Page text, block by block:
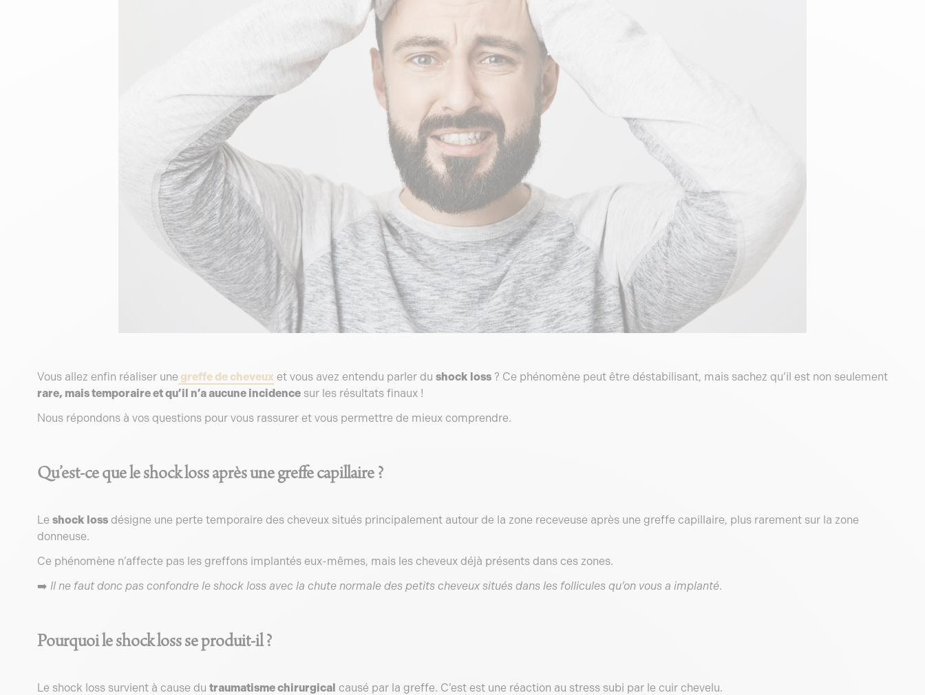
Vous allez enfin réaliser une greffe de cheveux et vous avez entendu parler du shock loss? Ce phénomène peut être déstabilisant, mais sachez qu’il est non seulement
rare, mais temporaire et qu’il n’a aucune incidencesur les résultats finaux !
Nous répondons à vos questions pour vous rassurer et vous permettre de mieux comprendre.
Qu’est-ce que le shock loss après une greffe capillaire ?
Le shock lossdésigne une perte temporaire des cheveux situés principalement autour de la zone receveuse après une greffe capillaire, plus rarement sur la zone
donneuse.
Ce phénomène n’affecte pas les greffons implantés eux-mêmes, mais les cheveux déjà présents dans ces zones.
➡️ Il ne faut donc pas confondre le shock loss avec la chute normale des petits cheveux situés dans les follicules qu’on vous a implanté.
Pourquoi le shock loss se produit-il ?
Le shock loss survient à cause du traumatisme chirurgical causé par la greffe. C’est est une réaction au stress subi par le cuir chevelu.